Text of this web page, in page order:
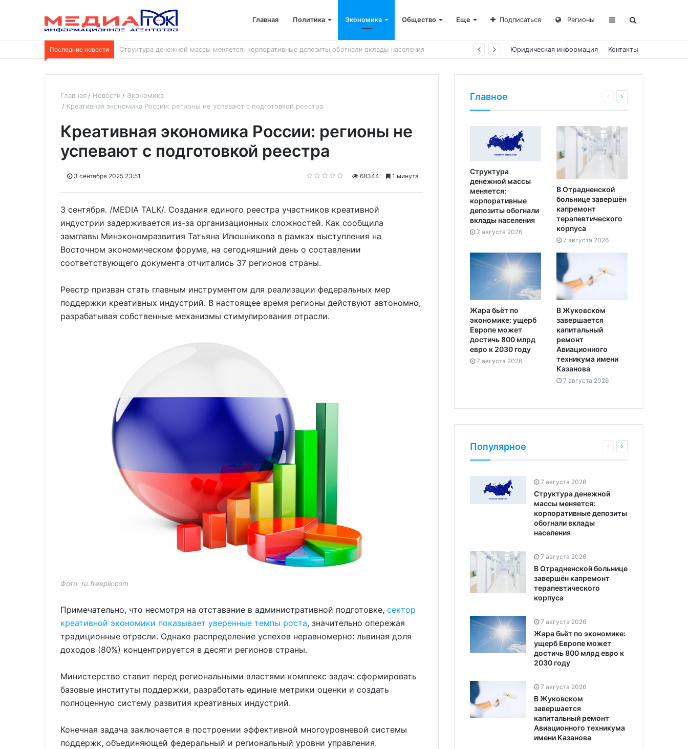
Главная Политика Экономика Общество Еще Подписаться Регионы
Последние новости В Отрадненской больнице завершён капремонт терапевтического корпуса Юридическая информация Контакты
Главная Новости
Экономика
Креативная экономика России: регионы не успевают с подготовкой реестра
Креативная экономика России: регионы не
успевают с подготовкой реестра
3 сентября 2025 23:51 68344 1 минута
3 сентября. /MEDIA TALK/. Создания единого реестра участников креативной
индустрии задерживается из-за организационных сложностей. Как сообщила
замглавы Минэкономразвития Татьяна Илюшникова в рамках выступления на
Восточном экономическом форуме, на сегодняшний день о составлении
соответствующего документа отчитались 37 регионов страны.
Реестр призван стать главным инструментом для реализации федеральных мер
поддержки креативных индустрий. В настоящее время регионы действуют автономно,
разрабатывая собственные механизмы стимулирования отрасли.
Фото: ru.freepik.com
Примечательно, что несмотря на отставание в административной подготовке, сектор
креативной экономики показывает уверенные темпы роста, значительно опережая
традиционные отрасли. Однако распределение успехов неравномерно: львиная доля
доходов (80%) концентрируется в десяти регионов страны.
Министерство ставит перед региональными властями комплекс задач: сформировать
базовые институты поддержки, разработать единые метрики оценки и создать
полноценную систему развития креативных индустрий.
Конечная задача заключается в построении эффективной многоуровневой системы
поддержк, объединяющей федеральный и региональный уровни управления.
Главное
Структура
денежной массы
меняется:
корпоративные
депозиты обогнали
вклады населения
7 августа 2026
В Отрадненской
больнице завершён
капремонт
терапевтического
корпуса
7 августа 2026
Жара бьёт по
экономике: ущерб
Европе может
достичь 800 млрд
евро к 2030 году
7 августа 2026
В Жуковском
завершается
капитальный
ремонт
Авиационного
техникума имени
Казанова
7 августа 2026
Популярное
7 августа 2026
Структура денежной
массы меняется:
корпоративные депозиты
обогнали вклады
населения
7 августа 2026
В Отрадненской больнице
завершён капремонт
терапевтического
корпуса
7 августа 2026
Жара бьёт по экономике:
ущерб Европе может
достичь 800 млрд евро к
2030 году
7 августа 2026
В Жуковском
завершается
капитальный ремонт
Авиационного техникума
имени Казанова